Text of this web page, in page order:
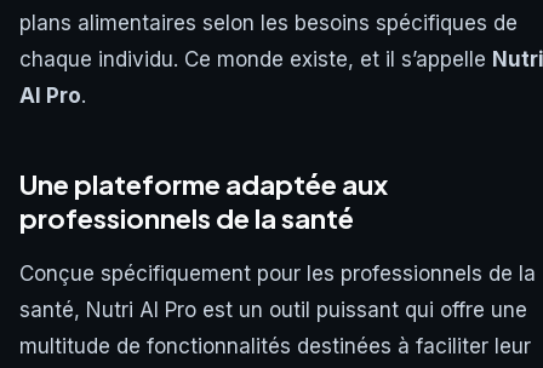
plans alimentaires selon les besoins spécifiques de
chaque individu. Ce monde existe, et il s’appelle Nutri
AI Pro.
Une plateforme adaptée aux
professionnels de la santé
Conçue spécifiquement pour les professionnels de la
santé, Nutri AI Pro est un outil puissant qui offre une
multitude de fonctionnalités destinées à faciliter leur